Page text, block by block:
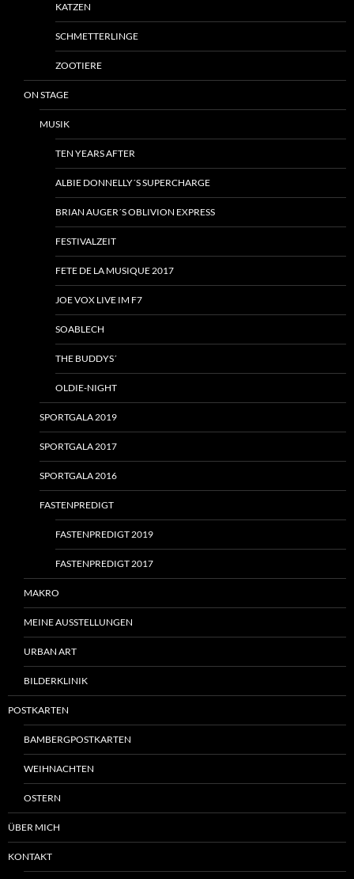
KATZEN
SCHMETTERLINGE
ZOOTIERE
ON STAGE
MUSIK
TEN YEARS AFTER
ALBIE DONNELLY´S SUPERCHARGE
BRIAN AUGER´S OBLIVION EXPRESS
FESTIVALZEIT
FETE DE LA MUSIQUE 2017
JOE VOX LIVE IM F7
SOABLECH
THE BUDDYS´
OLDIE-NIGHT
SPORTGALA 2019
SPORTGALA 2017
SPORTGALA 2016
FASTENPREDIGT
FASTENPREDIGT 2019
FASTENPREDIGT 2017
MAKRO
MEINE AUSSTELLUNGEN
URBAN ART
BILDERKLINIK
POSTKARTEN
BAMBERGPOSTKARTEN
WEIHNACHTEN
OSTERN
ÜBER MICH
KONTAKT